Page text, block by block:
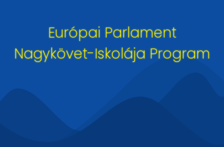
Európai Parlament
Nagykövet-Iskolája Program